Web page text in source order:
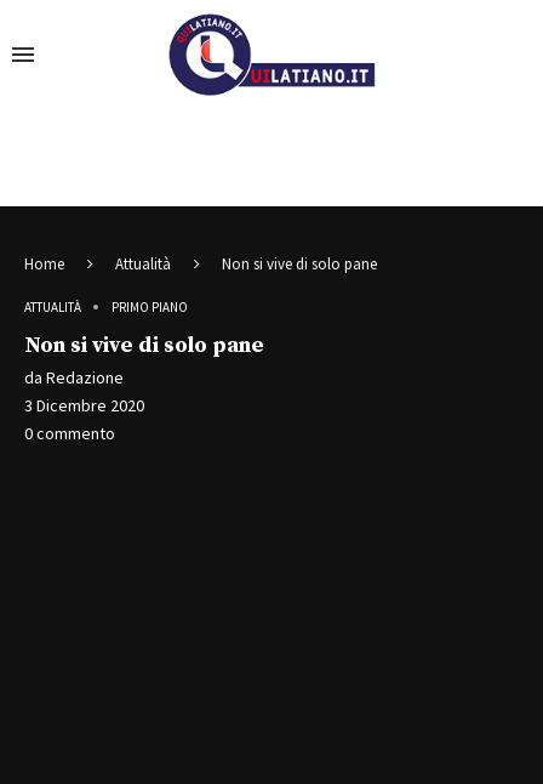
Home Attualità Non si vive di solo pane
ATTUALITÀ PRIMO PIANO
Non si vive di solo pane
da Redazione
3 Dicembre 2020
0 commento